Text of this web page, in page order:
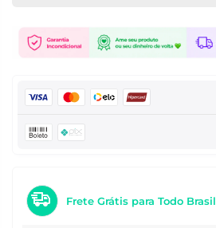
Frete Grátis para Todo Brasil